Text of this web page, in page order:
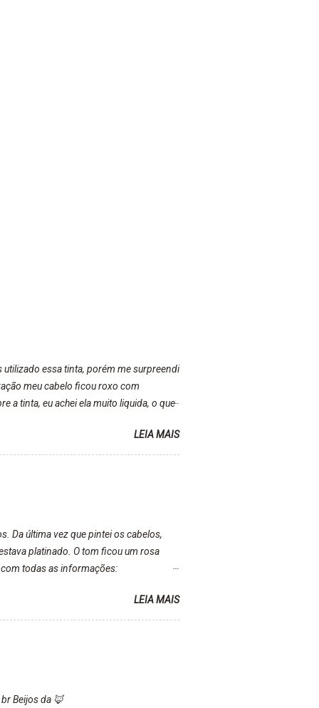
essa tinta, porém me surpreendi
meu cabelo ficou roxo com
a tinta, eu achei ela muito liquida, o que
kkk) Sem contar do cheirinho de uva
tinta. Super recomendo!!! * Caixinha e
LEIA MAIS
Da última vez que pintei os cabelos,
platinado. O tom ficou um rosa
todas as informações:
de três meses Resolvi pintar
resultado da limpeza. Ficou um tom
LEIA MAIS
Beijos da 🦊